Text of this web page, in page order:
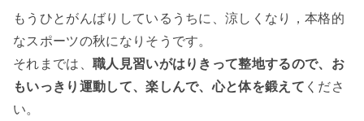
もうひとがんばりしているうちに、涼しくなり，本格的
なスポーツの秋になりそうです。
それまでは、 職人見習いがはりきって整地するので、お
もいっきり運動して、楽しんで、心と体を鍛えて くださ
い。